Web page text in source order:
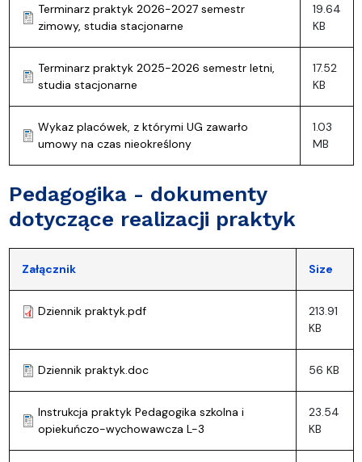
Terminarz praktyk 2026-2027 semestr
zimowy, studia stacjonarne
19.64
KB
Terminarz praktyk 2025-2026 semestr letni,
studia stacjonarne
17.52
KB
Wykaz placówek, z którymi UG zawarło
umowy na czas nieokreślony
1.03
MB
Pedagogika - dokumenty
dotyczące realizacji praktyk
Załącznik Size
Dziennik praktyk.pdf
213.91
KB
Dziennik praktyk.doc 56 KB
Instrukcja praktyk Pedagogika szkolna i
opiekuńczo-wychowawcza L-3
23.54
KB